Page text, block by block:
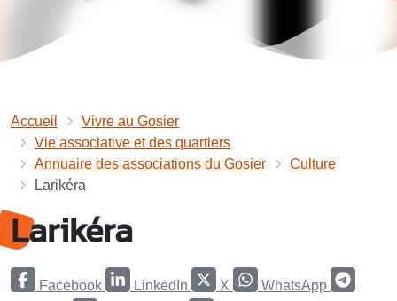
Accueil
Vivre au Gosier
Vie associative et des quartiers
Annuaire des associations du Gosier
Culture
Larikéra
Larikéra
Facebook LinkedIn X WhatsApp